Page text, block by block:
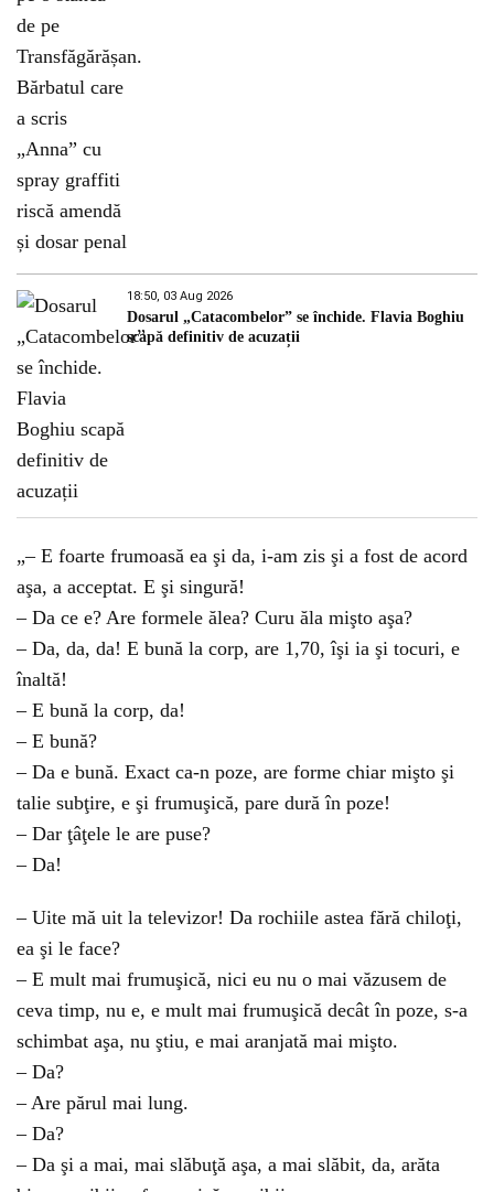
18:50, 03 Aug 2026
Dosarul „Catacombelor” se închide. Flavia Boghiu
scapă definitiv de acuzații
„– E foarte frumoasă ea şi da, i-am zis şi a fost de acord
aşa, a acceptat. E şi singură!
– Da ce e? Are formele ălea? Curu ăla mişto aşa?
– Da, da, da! E bună la corp, are 1,70, îşi ia şi tocuri, e
înaltă!
– E bună la corp, da!
– E bună?
– Da e bună. Exact ca-n poze, are forme chiar mişto şi
talie subţire, e şi frumuşică, pare dură în poze!
– Dar ţâţele le are puse?
– Da!
– Uite mă uit la televizor! Da rochiile astea fără chiloţi,
ea şi le face?
– E mult mai frumuşică, nici eu nu o mai văzusem de
ceva timp, nu e, e mult mai frumuşică decât în poze, s-a
schimbat aşa, nu ştiu, e mai aranjată mai mişto.
– Da?
– Are părul mai lung.
– Da?
– Da şi a mai, mai slăbuţă aşa, a mai slăbit, da, arăta